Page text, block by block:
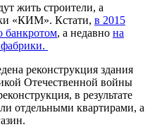
жить строители, а
«КИМ». Кстати, в 2015
банкротом, а недавно на
реконструкция здания
Отечественной войны
в результате
отдельными квартирами, а